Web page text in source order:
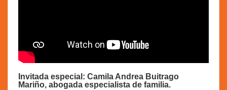
Invitada especial: Camila Andrea Buitrago
Mariño, abogada especialista de familia.